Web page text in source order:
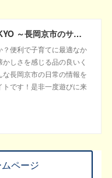
SENSE NAGAOKAKYO ～長岡京市のサブサイト～
便利で子育てに最適なか
しさを感じる品の良いく
長岡京市の日常の情報を
です！是非一度遊びに来
ページ